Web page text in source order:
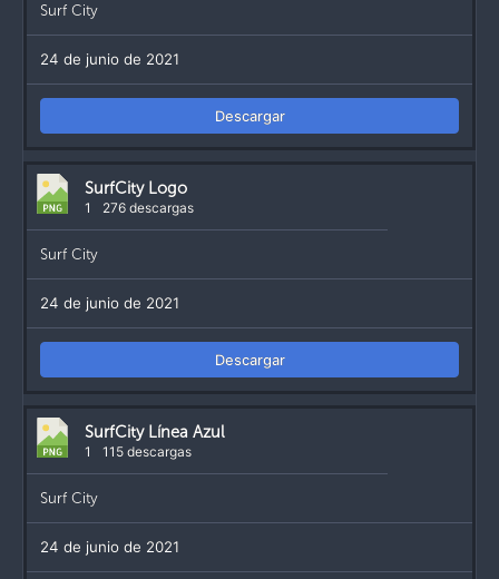
Surf City
24 de junio de 2021
Descargar
SurfCity Logo
1 276 descargas
Surf City
24 de junio de 2021
Descargar
SurfCity Línea Azul
1 115 descargas
Surf City
24 de junio de 2021